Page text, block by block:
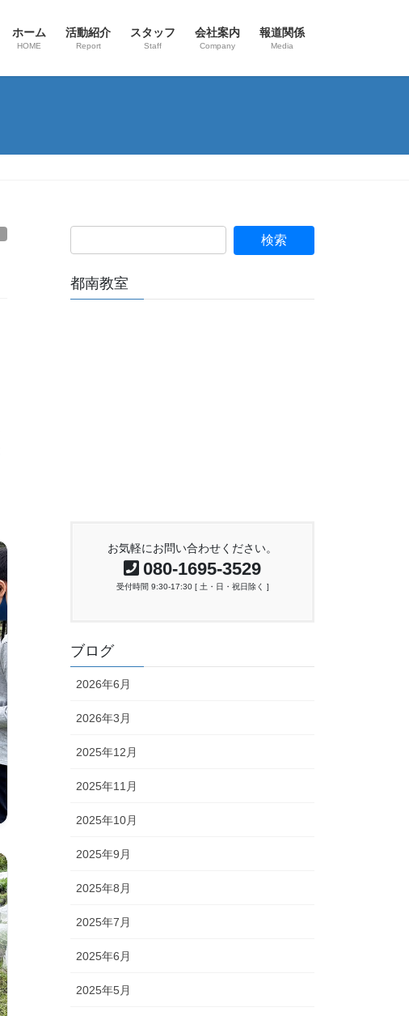
ホーム
HOME
活動紹介
Report
スタッフ
Staff
会社案内
Company
報道関係
Media
都南教室
お気軽にお問い合わせください。
080-1695-3529
受付時間 9:30-17:30 [ 土・日・祝日除く ]
ブログ
2026年6月
2026年3月
2025年12月
2025年11月
2025年10月
2025年9月
2025年8月
2025年7月
2025年6月
2025年5月